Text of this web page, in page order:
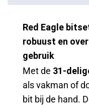
CHATGPT
ZEI:
Red Eagle
robuust en
gebruik
Met de 31-
als vakman of
bit bij de hand.